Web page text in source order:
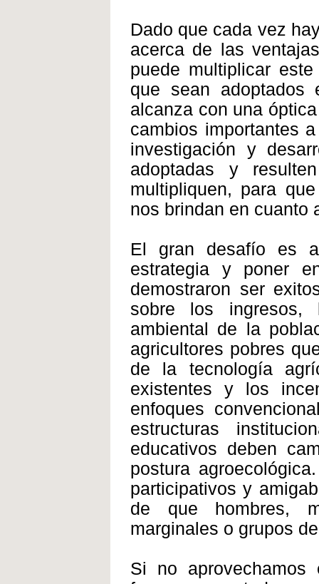
Dado que cada vez
acerca de las
puede multiplicar
que sean
alcanza con una
cambios importantes
investigación y
adoptadas y
multipliquen, para
nos brindan en cuanto
El gran desafío es
estrategia y poner
demostraron ser
sobre los ingresos,
ambiental de la
agricultores pobres
de la tecnología
existentes y los
enfoques
estructuras
educativos deben
postura
participativos y
de que hombres,
marginales o grupos
Si no aprovechamos